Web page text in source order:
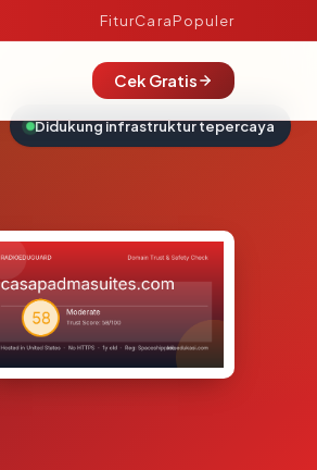
FiturCaraPopuler
Cek Gratis
Didukung infrastruktur tepercaya